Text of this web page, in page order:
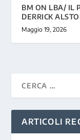
BM ON LBA/ IL
DERRICK
Maggio 19, 2026
ARTICOLI